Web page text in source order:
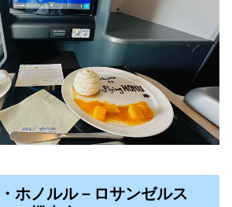
ホノルル－ロサンゼルス